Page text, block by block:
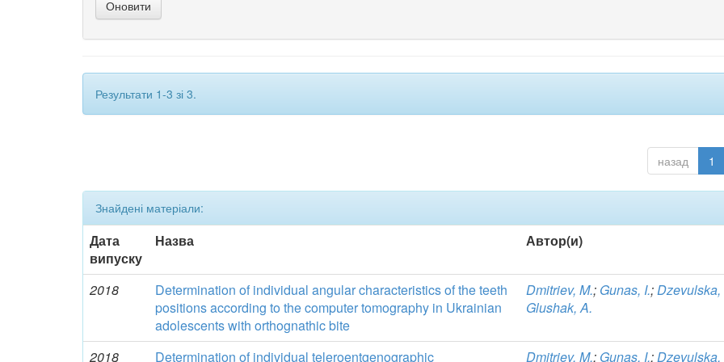
Результати 1-3 зі 3.
назад 1
Знайдені матеріали:
Дата
випуску
Назва Автор(и)
2018
Determination of individual angular characteristics of the teeth
positions according to the computer tomography in Ukrainian
adolescents with orthognathic bite
Dmitriev, M.; Gunas, I.;Dzevulska,
Glushak, A.
2018 Determination of individual teleroentgenographic Dmitriev, M.; Gunas, I.;Dzevulska,